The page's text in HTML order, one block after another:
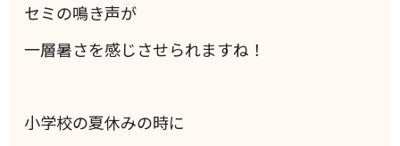
セミの鳴き声が
一層暑さを感じさせられますね！
小学校の夏休みの時に